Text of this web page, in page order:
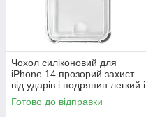
Чохол силіконовий для
iPhone 14 прозорий захист
від ударів і подряпин легкий і
тонкий
Готово до відправки